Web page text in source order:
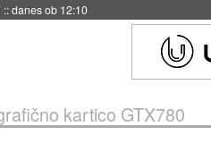
::danes ob 11:37
kartico GTX780